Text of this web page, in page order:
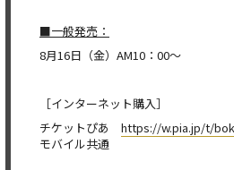
■一般発売：
8月16日（金）AM10：00～
［インターネット購入］
チケットぴあ https://w.pia.jp/t/
モバイル共通